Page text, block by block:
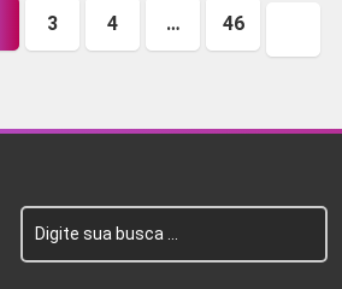
3 4 … 46
página